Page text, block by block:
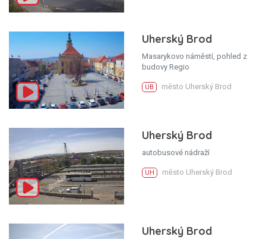
Uherský Brod
Masarykovo náměstí, pohled z
budovy Regio
UB město Uherský Brod
Uherský Brod
autobusové nádraží
UH město Uherský Brod
Uherský Brod